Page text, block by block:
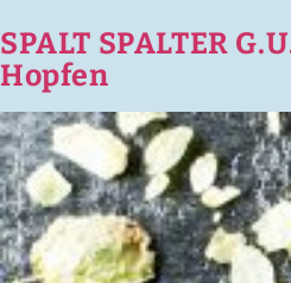
SPALT SPALTER
Hopfen